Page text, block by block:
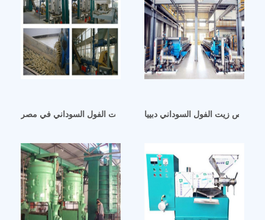
آلة تعويم مطحنة معالجة زيت الفول السوداني في مصر
زيت الفول السوداني دبييا